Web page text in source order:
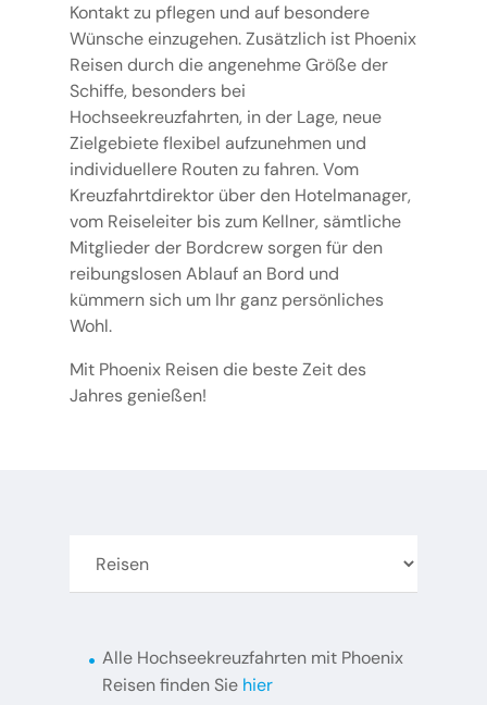
Kontakt zu pflegen und auf besondere
Wünsche einzugehen. Zusätzlich ist Phoenix
Reisen durch die angenehme Größe der
Schiffe, besonders bei
Hochseekreuzfahrten, in der Lage, neue
Zielgebiete flexibel aufzunehmen und
individuellere Routen zu fahren. Vom
Kreuzfahrtdirektor über den Hotelmanager,
vom Reiseleiter bis zum Kellner, sämtliche
Mitglieder der Bordcrew sorgen für den
reibungslosen Ablauf an Bord und
kümmern sich um Ihr ganz persönliches
Wohl.
Mit Phoenix Reisen die beste Zeit des
Jahres genießen!
Alle Hochseekreuzfahrten mit Phoenix
Reisen finden Sie hier